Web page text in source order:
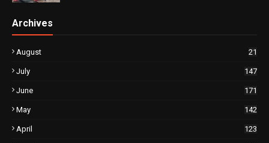
Archives
August 21
July 147
June 171
May 142
April 123